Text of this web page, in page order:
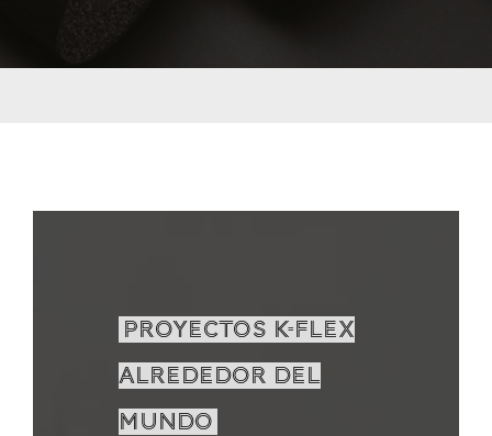
PROYECTOS K-FLEX
ALREDEDOR DEL
MUNDO